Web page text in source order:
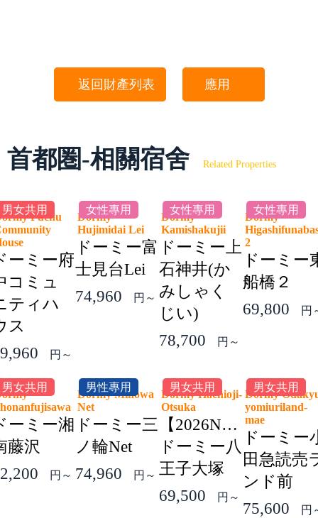
返回財產列表 應用
首都圏-相關宿舍 Related Properties
男女共用
Fuchu
ーミー府
コミュ
ティハ
ス
円～
女性專用
Dormy
Hujimidai Lei
ドーミー富
士見台Lei
74,960
円～
女性專用
Dormy
Kamishakujii
ドーミー上
石神井(か
みしゃく
じい)
78,700
円～
女性專用
Dormy
2
ドーミー
船橋２
69,800
円
男女共用
ーミー湘
藤沢
円～
男性專用
Dormy Minowa
Net
ドーミー三
ノ輪Net
74,960
円～
男女共用
Dormy Hachioji-
Otsuka
【2026NEW】
ドーミー八
王子大塚
69,500
円～
男女共用
Dormy
yomiuriland-
mae
ドーミー
田急読売
ンド前
75,600
円